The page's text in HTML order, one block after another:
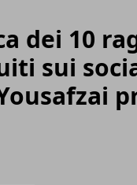
dei 10
sui